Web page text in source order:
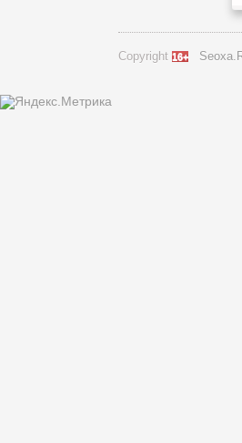
Copyright 16+